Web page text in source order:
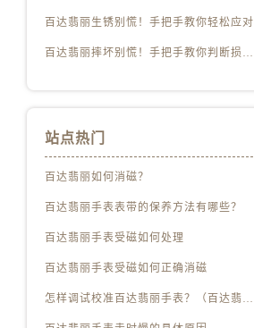
百达翡丽生锈别慌！手把手教你轻松应对
百达翡丽摔坏别慌！手把手教你判断损伤程度
站点热门
百达翡丽如何消磁？
百达翡丽手表表带的保养方法有哪些？
百达翡丽手表受磁如何处理
百达翡丽手表受磁如何正确消磁
怎样调试校准百达翡丽手表？（百达翡丽手表的调试校准方法）